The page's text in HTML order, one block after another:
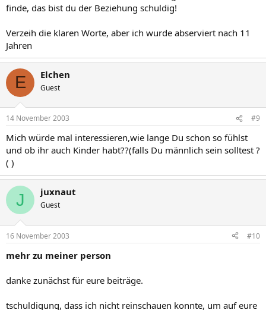
finde, das bist du der Beziehung schuldig!
Verzeih die klaren Worte, aber ich wurde abserviert nach 11
Jahren
E Elchen
Guest
14 November 2003 #9
Mich würde mal interessieren,wie lange Du schon so fühlst
und ob ihr auch Kinder habt??(falls Du männlich sein solltest ?
( )
J juxnaut
Guest
16 November 2003 #10
mehr zu meiner person
danke zunächst für eure beiträge.
tschuldigung, dass ich nicht reinschauen konnte, um auf eure